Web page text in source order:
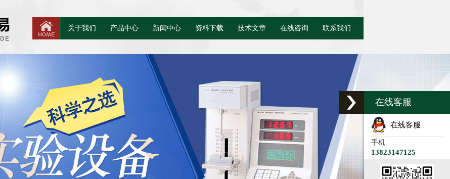
关于我们 产品中心 新闻中心 资料下载 技术文章 在线咨询 联系我们
在线客服
在线客服
手机
13823147125